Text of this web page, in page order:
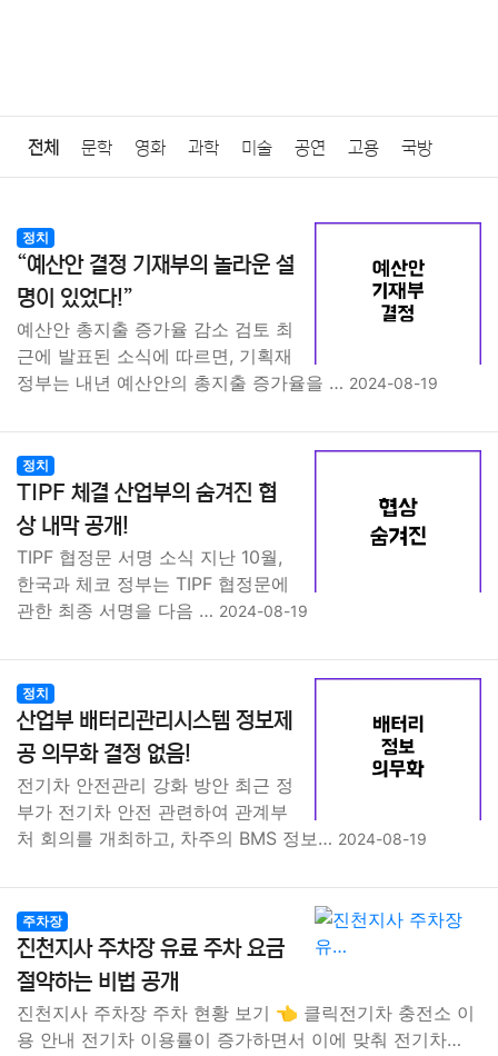
전체 문학 영화 과학 미술 공연 고용 국방
질병 가요 방송 일상 주식 블록체인
결혼 육아 반려동물 패션 미용
요리 상품리뷰 원예 금융 게임 스포츠 사진
대출 IT 컴퓨터 기술
종교 사회 마케팅
부동산 외국어 교육 교통 생활
정치
“예산안 결정 기재부의 놀라운 설
명이 있었다!”
예산안 총지출 증가율 감소 검토 최
근에 발표된 소식에 따르면, 기획재
정부는 내년 예산안의 총지출 증가율을 … 2024-08-19
정치
TIPF 체결 산업부의 숨겨진 협
상 내막 공개!
TIPF 협정문 서명 소식 지난 10월,
한국과 체코 정부는 TIPF 협정문에
관한 최종 서명을 다음 … 2024-08-19
정치
산업부 배터리관리시스템 정보제
공 의무화 결정 없음!
전기차 안전관리 강화 방안 최근 정
부가 전기차 안전 관련하여 관계부
처 회의를 개최하고, 차주의 BMS 정보… 2024-08-19
주차장
진천지사 주차장 유료 주차 요금
절약하는 비법 공개
진천지사 주차장 주차 현황 보기 👈 클릭전기차 충전소 이
용 안내 전기차 이용률이 증가하면서 이에 맞춰 전기차…